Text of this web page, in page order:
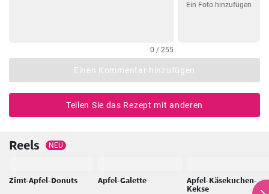
0 / 255
Ein Foto hinzufügen
Einen Kommentar hinzufügen
Teilen Sie das Rezept mit anderen
Reels NEU